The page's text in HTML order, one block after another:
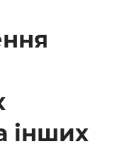
інших